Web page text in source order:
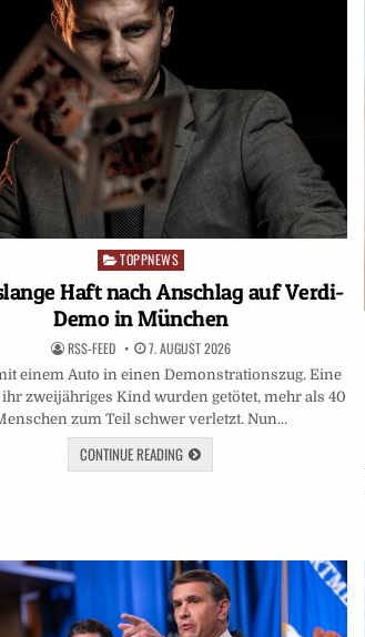
Posted
TOPPNEWS
Haft nach Anschlag auf Verdi-
Demo in München
RSS-FEED 7. AUGUST 2026
einem Auto in einen Demonstrationszug. Eine
zweijähriges Kind wurden getötet, mehr als 40
zum Teil schwer verletzt. Nun…
CONTINUE READING